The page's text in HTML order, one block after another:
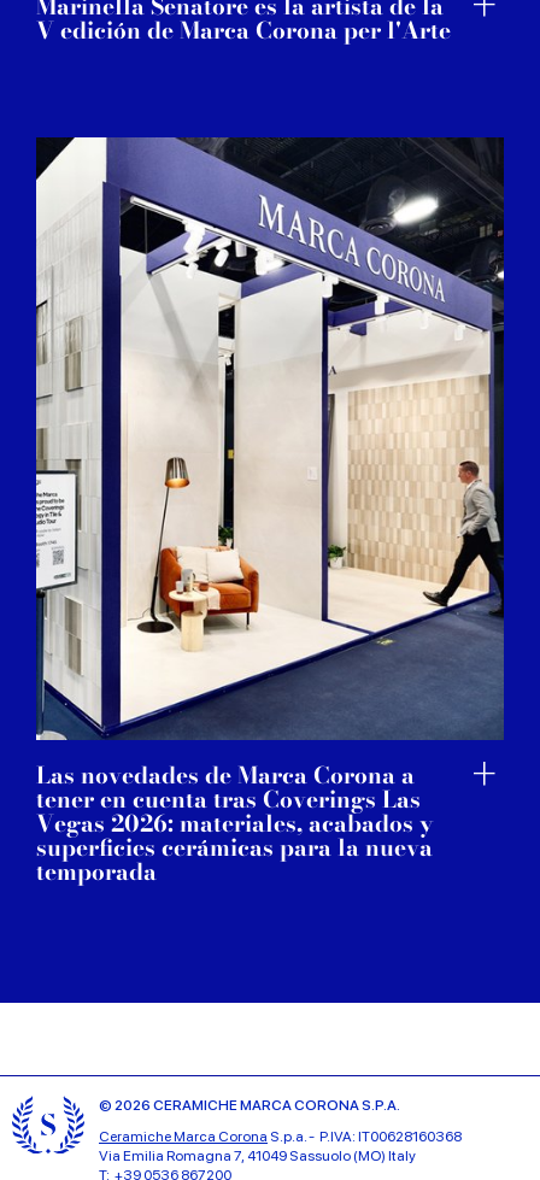
V edición de Marca Corona per l'Arte
Las novedades de Marca Corona a
tener en cuenta tras Coverings Las
Vegas 2026: materiales, acabados y
superficies cerámicas para la nueva
temporada
© 2026 CERAMICHE MARCA CORONA S.P.A.
Ceramiche Marca Corona S.p.a. - P.IVA: IT00628160368
Via Emilia Romagna 7, 41049 Sassuolo (MO) Italy
T: +39 0536 867200